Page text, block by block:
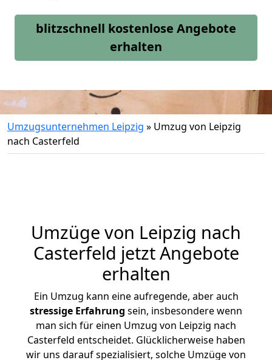
blitzschnell kostenlose Angebote
erhalten
Umzugsunternehmen Leipzig » Umzug von Leipzig
nach Casterfeld
Umzüge von Leipzig nach
Casterfeld jetzt Angebote
erhalten
Ein Umzug kann eine aufregende, aber auch
stressige Erfahrung sein, insbesondere wenn
man sich für einen Umzug von Leipzig nach
Casterfeld entscheidet. Glücklicherweise haben
wir uns darauf spezialisiert, solche Umzüge von